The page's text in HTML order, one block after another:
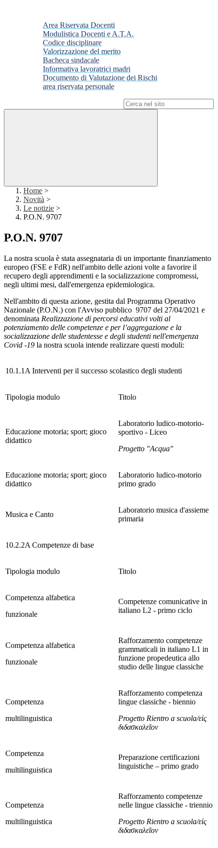
Area Riservata Docenti
Modulistica Docenti e A.T.A.
Codice disciplinare
Valorizzazione del merito
Bacheca sindacale
Informativa lavoratrici madri
Documento di Valutazione dei Rischi
area riservata personale
Home >
Novità >
Le notizie >
P.O.N. 9707
P.O.N. 9707
La nostra scuola è stata assegnataria di un importante finanziamento
europeo (FSE e FdR) nell'ambito delle azioni volte a favorire il
recupero degli apprendimenti e la socializzazione compromessi,
negli ultimi mesi, dall'emergenza epidemiologica.
Nell'ambito di questa azione, gestita dal Programma Operativo
Nazionale (P.O.N.) con l'Avviso pubblico 9707 del 27/04/2021 e
denominata Realizzazione di percorsi educativi volti al
potenziamento delle competenze e per l’aggregazione e la
socializzazione delle studentesse e degli studenti nell'emergenza
Covid -19 la nostra scuola intende realizzare questi moduli:
10.1.1A Interventi per il successo scolastico degli studenti
Tipologia modulo Titolo
Educazione motoria; sport; gioco
didattico
Laboratorio ludico-motorio-
sportivo - Liceo
Progetto "Acqua"
Educazione motoria; sport; gioco
didattico
Laboratorio ludico-motorio
primo grado
Musica e Canto
Laboratorio musica d'assieme
primaria
10.2.2A Competenze di base
Tipologia modulo Titolo
Competenza alfabetica
funzionale
Competenze comunicative in
italiano L2 - primo ciclo
Competenza alfabetica
funzionale
Rafforzamento competenze
grammaticali in italiano L1 in
funzione propedeutica allo
studio delle lingue classiche
Competenza
multilinguistica
Rafforzamento competenza
lingue classiche - biennio
Progetto Rientro a scuola/εἰς
διδασκαλεῖον
Competenza
multilinguistica
Preparazione certificazioni
linguistiche – primo grado
Competenza
multilinguistica
Rafforzamento competenze
nelle lingue classiche - triennio
Progetto Rientro a scuola/εἰς
διδασκαλεῖον